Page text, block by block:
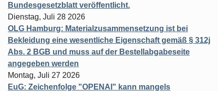
Bundesgesetzblatt veröffentlicht.
Dienstag, Juli 28 2026
OLG Hamburg: Materialzusammensetzung ist bei
Bekleidung eine wesentliche Eigenschaft gemäß § 312j
Abs. 2 BGB und muss auf der Bestellabgabeseite
angegeben werden
Montag, Juli 27 2026
EuG: Zeichenfolge "OPENAI" kann mangels